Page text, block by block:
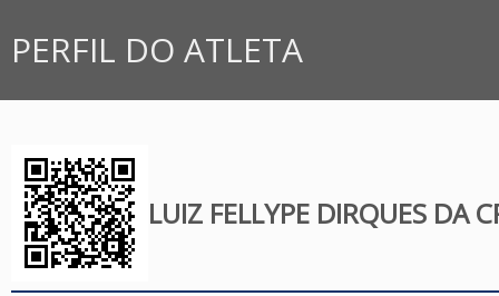
PERFIL DO ATLETA
LUIZ FELLYPE DIRQUES DA